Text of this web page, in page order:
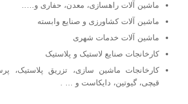
ماشین آلات راهسازی، معدن، حفاری و…..
ماشین آلات کشاورزی و صنایع وابسته
ماشین آلات خدمات شهری
کارخانجات صنایع لاستیک و پلاستیک
کارخانجات ماشین سازی، تزریق پلاستیک،
قیچی، گیوتین، دایکاست و … .